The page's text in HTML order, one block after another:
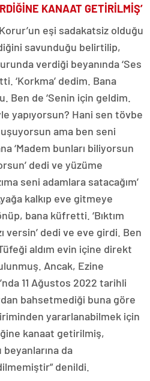
KANAAT GETİRİLMİŞ’
eşi sadakatsiz olduğu
savunduğu belirtilip,
verdiği beyanında ‘Ses
‘Korkma’ dedim. Bana
Ben de ‘Senin için geldim.
yapıyorsun? Hani sen tövbe
ama ben seni
‘Madem bunları biliyorsun
dedi ve yüzüme
seni adamlara satacağım’
kalkıp eve gitmeye
bana küfretti. ‘Bıktım
versin’ dedi ve eve girdi. Ben
aldım evin içine direkt
Ancak, Ezine
11 Ağustos 2022 tarihli
bahsetmediği buna göre
yararlanabilmek için
kanaat getirilmiş,
da
denildi.